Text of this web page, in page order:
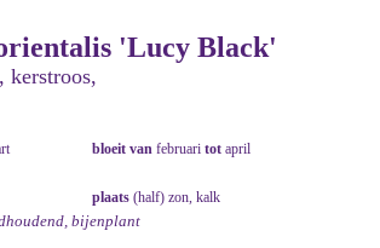
'Lucy Black'
kerstroos,
bloeit van februari tot april
plaats (half) zon, kalk
bijenplant